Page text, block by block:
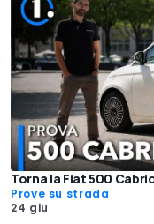
Torna la Fiat 500
Prove su strada
24 giu